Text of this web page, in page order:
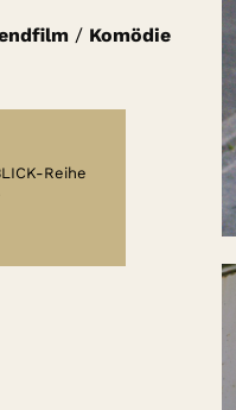
/ Komödie
Reihe